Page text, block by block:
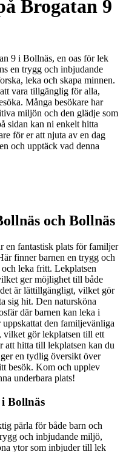
Brogatan 9
9 i Bollnäs, en oas för lek
en trygg och inbjudande
leka och skapa minnen.
vara tillgänglig för alla,
Många besökare har
miljön och den glädje som
sidan kan ni enkelt hitta
för er att njuta av en dag
och upptäck vad denna
och Bollnäs
en fantastisk plats för familjer
finner barnen en trygg och
leka fritt. Lekplatsen
ger möjlighet till både
är lättillgängligt, vilket gör
sig hit. Den natursköna
där barnen kan leka i
den familjevänliga
vilket gör lekplatsen till ett
att hitta till lekplatsen kan du
en tydlig översikt över
besök. Kom och upplev
underbara plats!
Bollnäs
pärla för både barn och
och inbjudande miljö,
ytor som inbjuder till lek